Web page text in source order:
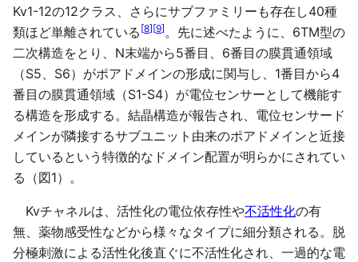
Kv1-12の12クラス、さらにサブファミリーも存在し40種
類ほど単離されている [8][9]。先に述べたように、6TM型の
二次構造をとり、N末端から5番目、6番目の膜貫通領域
（S5、S6）がポアドメインの形成に関与し、1番目から4
番目の膜貫通領域（S1-S4）が電位センサーとして機能す
る構造を形成する。結晶構造が報告され、電位センサード
メインが隣接するサブユニット由来のポアドメインと近接
しているという特徴的なドメイン配置が明らかにされてい
る（図1）。
Kvチャネルは、活性化の電位依存性や不活性化の有
無、薬物感受性などから様々なタイプに細分類される。脱
分極刺激による活性化後直ぐに不活性化され、一過的な電